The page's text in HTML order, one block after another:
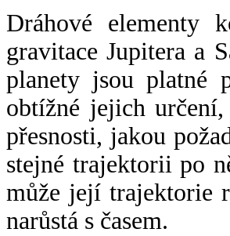
Dráhové elementy
gravitace Jupitera a
planety jsou platné
obtížné jejich
přesnosti, jakou
stejné trajektorii po
může její trajektorie
narůstá s časem.